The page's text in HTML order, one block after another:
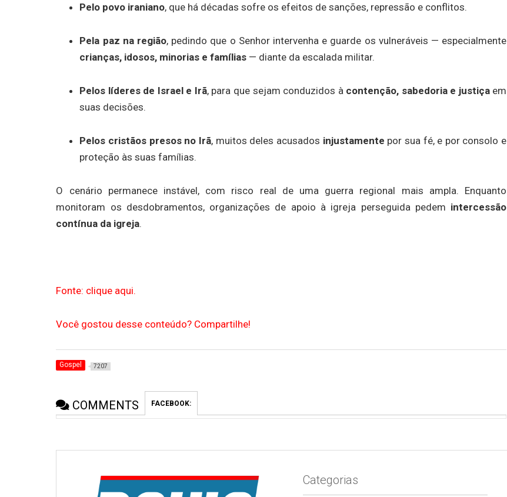
Pelo povo iraniano, que há décadas sofre os efeitos de sanções, repressão e conflitos.
Pela paz na região, pedindo que o Senhor intervenha e guarde os vulneráveis — especialmente
crianças, idosos, minorias e famílias — diante da escalada militar.
Pelos líderes de Israel e Irã, para que sejam conduzidos à contenção, sabedoria e justiçaem
suas decisões.
Pelos cristãos presos no Irã, muitos deles acusados injustamente por sua fé, e por consolo e
proteção às suas famílias.
O cenário permanece instável, com risco real de uma guerra regional mais ampla. Enquanto
monitoram os desdobramentos, organizações de apoio à igreja perseguida pedem intercessão
contínua da igreja.
Fonte: clique aqui.
Você gostou desse conteúdo? Compartilhe!
Gospel 7207
COMMENTS FACEBOOK:
Categorias